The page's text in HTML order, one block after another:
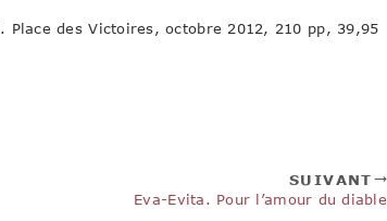
des Victoires, octobre 2012, 210 pp, 39,95
SUIVANT
Eva-Evita. Pour l’amour du diable